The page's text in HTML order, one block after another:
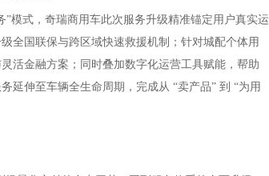
模式，奇瑞商用车此次服务升级精准锚定用户真实运
全国联保与跨区域快速救援机制；针对城配个体用
活金融方案；同时叠加数字化运营工具赋能，帮助
延伸至车辆全生命周期，完成从 “卖产品” 到 “为用